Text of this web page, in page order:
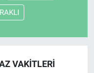
VAKITLERI